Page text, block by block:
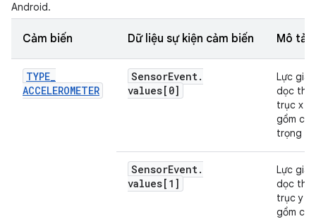
Android.
Cảm biến Dữ liệu sự kiện cảm biến Mô tả
TYPE_
ACCELEROMETER
SensorEvent.
values[0]
Lực gia
dọc
trục x
gồm cả
trọng
SensorEvent.
values[1]
Lực gia
dọc
trục y
gồm cả